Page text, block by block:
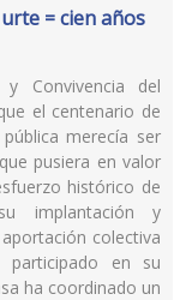
= cien años
Convivencia del
el centenario de
merecía ser
pusiera en valor
histórico de
implantación y
colectiva
en su
ha coordinado un